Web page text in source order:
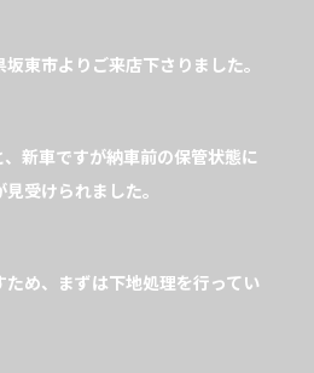
東市よりご来店下さりました。
新車ですが納車前の保管状態に
受けられました。
め、まずは下地処理を行ってい